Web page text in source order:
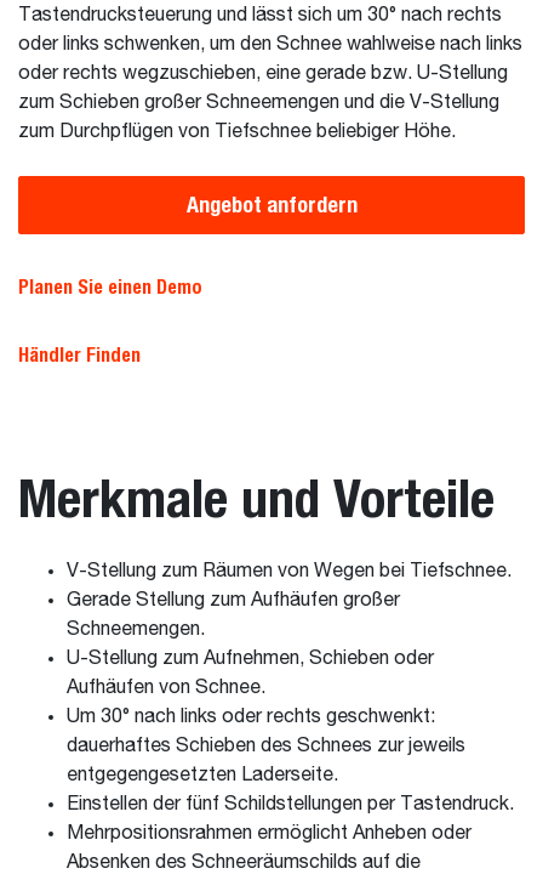
Tastendrucksteuerung und lässt sich um 30° nach rechts
oder links schwenken, um den Schnee wahlweise nach links
oder rechts wegzuschieben, eine gerade bzw. U-Stellung
zum Schieben großer Schneemengen und die V-Stellung
zum Durchpflügen von Tiefschnee beliebiger Höhe.
Angebot anfordern
Planen Sie einen Demo
Händler Finden
Merkmale und Vorteile
V-Stellung zum Räumen von Wegen bei Tiefschnee.
Gerade Stellung zum Aufhäufen großer
Schneemengen.
U-Stellung zum Aufnehmen, Schieben oder
Aufhäufen von Schnee.
Um 30° nach links oder rechts geschwenkt:
dauerhaftes Schieben des Schnees zur jeweils
entgegengesetzten Laderseite.
Einstellen der fünf Schildstellungen per Tastendruck.
Mehrpositionsrahmen ermöglicht Anheben oder
Absenken des Schneeräumschilds auf die